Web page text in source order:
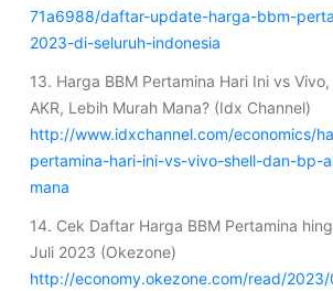
71a6988/daftar-update-harga-bbm-
2023-di-seluruh-indonesia
13. Harga BBM Pertamina Hari Ini vs
AKR, Lebih Murah Mana? (Idx Channel)
http://www.idxchannel.com/economics/
pertamina-hari-ini-vs-vivo-shell-dan-bp-
mana
14. Cek Daftar Harga BBM Pertamina
Juli 2023 (Okezone)
http://economy.okezone.com/read/